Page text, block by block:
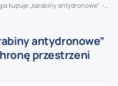
„karabiny antydronowe” – inwestycja w ochronę przestrzeni powietrznej
antydronowe”
przestrzeni